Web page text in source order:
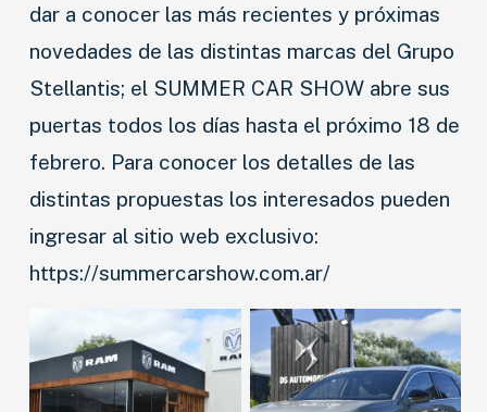
dar a conocer las más recientes y próximas
novedades de las distintas marcas del Grupo
Stellantis; el SUMMER CAR SHOW abre sus
puertas todos los días hasta el próximo 18 de
febrero. Para conocer los detalles de las
distintas propuestas los interesados pueden
ingresar al sitio web exclusivo:
https://summercarshow.com.ar/